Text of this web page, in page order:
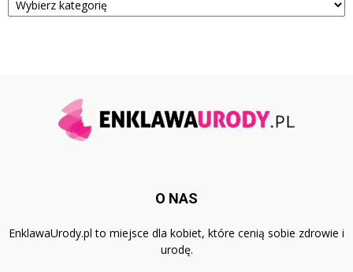
O NAS
EnklawaUrody.pl to miejsce dla kobiet, które cenią sobie zdrowie i
urodę.